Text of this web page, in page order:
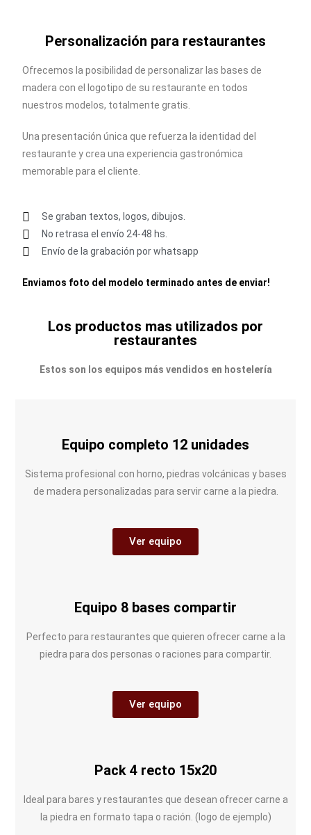
Personalización para restaurantes
Ofrecemos la posibilidad de personalizar las bases de
madera con el logotipo de su restaurante en todos
nuestros modelos, totalmente gratis.
Una presentación única que refuerza la identidad del
restaurante y crea una experiencia gastronómica
memorable para el cliente.
Se graban textos, logos, dibujos.
No retrasa el envío 24-48 hs.
Envío de la grabación por whatsapp
Enviamos foto del modelo terminado antes de enviar!
Los productos mas utilizados por
restaurantes
Estos son los equipos más vendidos en hostelería
Equipo completo 12 unidades
Sistema profesional con horno, piedras volcánicas y bases
de madera personalizadas para servir carne a la piedra.
Ver equipo
Equipo 8 bases compartir
Perfecto para restaurantes que quieren ofrecer carne a la
piedra para dos personas o raciones para compartir.
Ver equipo
Pack 4 recto 15x20
Ideal para bares y restaurantes que desean ofrecer carne a
la piedra en formato tapa o ración. (logo de ejemplo)